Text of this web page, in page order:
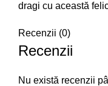
dragi cu această
Recenzii (0)
Recenzii
Nu există recenzii